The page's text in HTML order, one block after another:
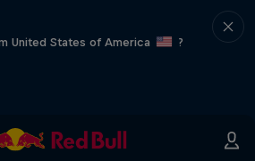
United States of America
?
Nueva Historia: